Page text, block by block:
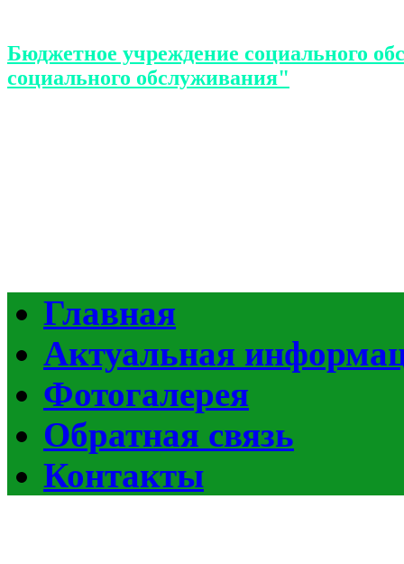
Бюджетное учреждение социального
социального обслуживания"
Главная
Актуальная
Фотогалерея
Обратная связь
Контакты